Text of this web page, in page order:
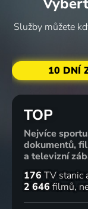
Služby můžete
10 DNÍ
TOP
Nejvíce
dokumentů,
a televizní
176 TV stanic
2 646 filmů